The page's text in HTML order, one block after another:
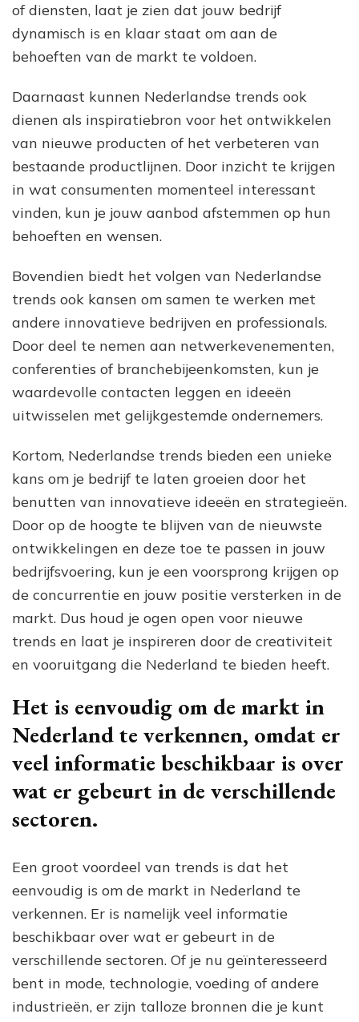
of diensten, laat je zien dat jouw bedrijf
dynamisch is en klaar staat om aan de
behoeften van de markt te voldoen.
Daarnaast kunnen Nederlandse trends ook
dienen als inspiratiebron voor het ontwikkelen
van nieuwe producten of het verbeteren van
bestaande productlijnen. Door inzicht te krijgen
in wat consumenten momenteel interessant
vinden, kun je jouw aanbod afstemmen op hun
behoeften en wensen.
Bovendien biedt het volgen van Nederlandse
trends ook kansen om samen te werken met
andere innovatieve bedrijven en professionals.
Door deel te nemen aan netwerkevenementen,
conferenties of branchebijeenkomsten, kun je
waardevolle contacten leggen en ideeën
uitwisselen met gelijkgestemde ondernemers.
Kortom, Nederlandse trends bieden een unieke
kans om je bedrijf te laten groeien door het
benutten van innovatieve ideeën en strategieën.
Door op de hoogte te blijven van de nieuwste
ontwikkelingen en deze toe te passen in jouw
bedrijfsvoering, kun je een voorsprong krijgen op
de concurrentie en jouw positie versterken in de
markt. Dus houd je ogen open voor nieuwe
trends en laat je inspireren door de creativiteit
en vooruitgang die Nederland te bieden heeft.
Het is eenvoudig om de markt in
Nederland te verkennen, omdat er
veel informatie beschikbaar is over
wat er gebeurt in de verschillende
sectoren.
Een groot voordeel van trends is dat het
eenvoudig is om de markt in Nederland te
verkennen. Er is namelijk veel informatie
beschikbaar over wat er gebeurt in de
verschillende sectoren. Of je nu geïnteresseerd
bent in mode, technologie, voeding of andere
industrieën, er zijn talloze bronnen die je kunt